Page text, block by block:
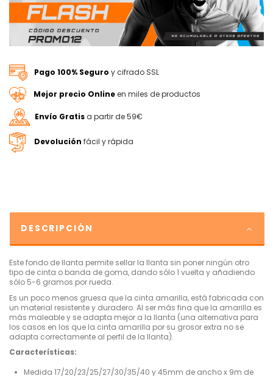
Pago 100% Seguro y cifrado SSL
Mejor precio Onlineen miles de productos
Envío Gratisa partir de 59€
Devolución fácil y rápida
DESCRIPCIÓN
Este fondo de llanta permite sellar la llanta sin poner ningún otro
tipo de cinta o banda de goma, dando sólo 1 vuelta y añadiendo
sólo 5-6 gramos por rueda.
Es un poco menos gruesa que la cinta amarilla, está fabricada con
un material resistente y duradero. Al ser más fina que la amarilla es
más maleable y se adapta mejor a la llanta (una alternativa para
los casos en los que la cinta amarilla por su grosor extra no se
adapta correctamente al perfil de la llanta).
Características:
Medida 17/20/23/25/27/30/35/40 y 45mm de ancho x 9m de